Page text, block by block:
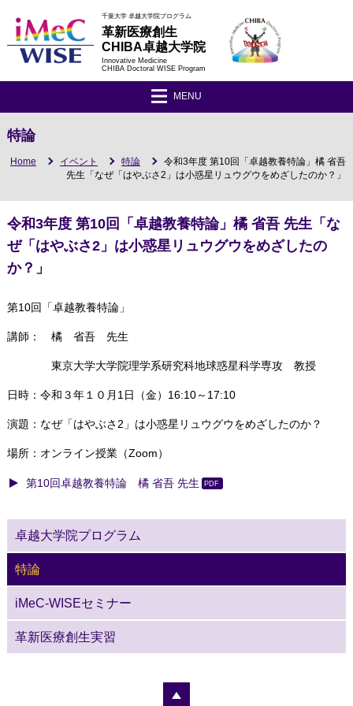
千葉大学 卓越大学院プログラム
革新医療創生
CHIBA卓越大学院
Innovative Medicine
CHIBA Doctoral WISE Program
MENU
特論
Home イベント 特論
令和3年度 第10回「卓越教養特論」橘 省吾
先生「なぜ「はやぶさ2」は小惑星リュウグウをめざしたのか？」
令和3年度 第10回「卓越教養特論」橘 省吾 先生「な
ぜ「はやぶさ2」は小惑星リュウグウをめざしたの
か？」
第10回「卓越教養特論」
講師： 橘 省吾 先生
東京大学大学院理学系研究科地球惑星科学専攻 教授
日時：令和３年１０月1日（金）16:10～17:10
演題：なぜ「はやぶさ2」は小惑星リュウグウをめざしたのか？
場所：オンライン授業（Zoom）
第10回卓越教養特論 橘 省吾 先生
卓越大学院プログラム
特論
iMeC-WISEセミナー
革新医療創生実習